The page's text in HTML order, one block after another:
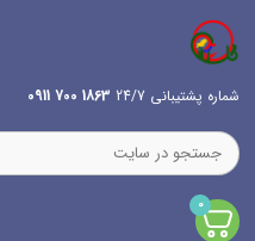
شماره پشتیبانی 24/7 1863 700 0911
0